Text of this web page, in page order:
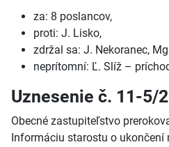
za: 8 poslancov,
proti: J. Lisko,
zdržal sa: J. Nekoranec,
neprítomní: Ľ. Slíž –
Uznesenie č. 11-5/
Obecné zastupiteľstvo
Informáciu starostu o ukončení